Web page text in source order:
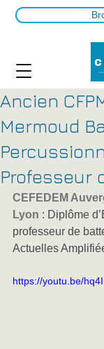
Ancien
Mermoud
Professeur
CEFEDEM
Lyon : Diplôme
professeur de
Actuelles
https://youtu.be/